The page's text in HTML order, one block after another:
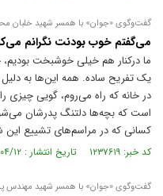
گفت‌وگوی «جوان» با همسر شهید خلبان محسن
می‌گفتم خوب بودنت نگرانم
ما درکنار هم خیلی خوشبخت
یک تفریح ساده. همه این‌ها به
در خانه که راه می‌روم، گویی چیزی
است که بچه‌ها دلتنگ پدرشان
کسانی که در مراسم‌های تشییع این
کد خبر: ۱۲۳۷۶۱۹ تاریخ انتشار : ۱۴۰۳/۰۴/۱۲
گفت‌وگوی «جوان» با همسر شهید مهندس